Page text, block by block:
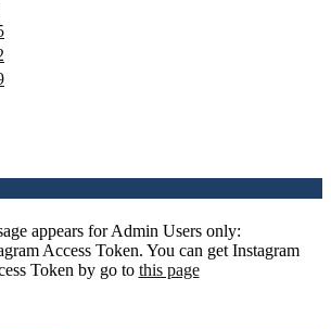
appears for Admin Users only:
Access Token. You can get Instagram
Token by go to this page